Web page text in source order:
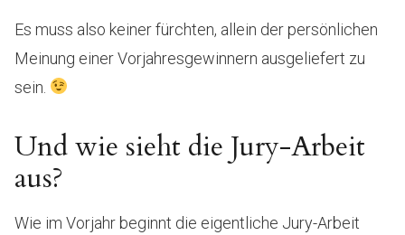
Es muss also keiner fürchten, allein der persönlichen
Meinung einer Vorjahresgewinnern ausgeliefert zu
sein.
Und wie sieht die Jury-Arbeit
aus?
Wie im Vorjahr beginnt die eigentliche Jury-Arbeit